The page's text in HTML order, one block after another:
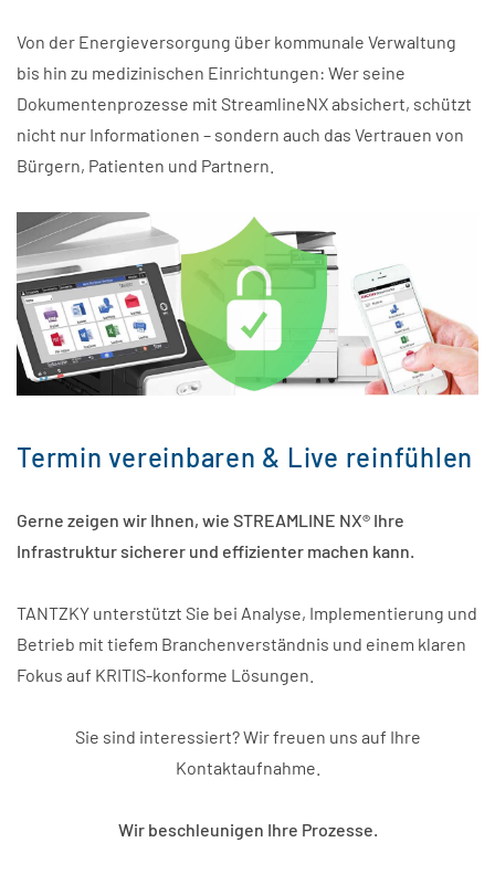
Von der Energieversorgung über kommunale Verwaltung
bis hin zu medizinischen Einrichtungen: Wer seine
Dokumentenprozesse mit StreamlineNX absichert, schützt
nicht nur Informationen – sondern auch das Vertrauen von
Bürgern, Patienten und Partnern.
Termin vereinbaren & Live reinfühlen
Gerne zeigen wir Ihnen, wie STREAMLINE NX® Ihre
Infrastruktur sicherer und effizienter machen kann.
TANTZKY unterstützt Sie bei Analyse, Implementierung und
Betrieb mit tiefem Branchenverständnis und einem klaren
Fokus auf KRITIS-konforme Lösungen.
Sie sind interessiert? Wir freuen uns auf Ihre
Kontaktaufnahme.
Wir beschleunigen Ihre Prozesse.